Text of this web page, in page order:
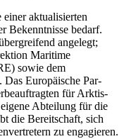
aktualisierten
Bekenntnisse bedarf.
angelegt;
Maritime
sowie dem
Das Europäische Par­
für Arktis-
Abteilung für die
die Bereitschaft, sich
zu engagieren.